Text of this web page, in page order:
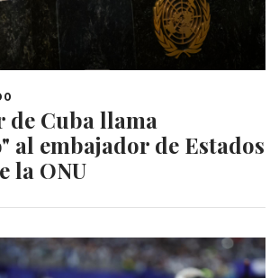
Cuba llama
al embajador de Estados
la ONU